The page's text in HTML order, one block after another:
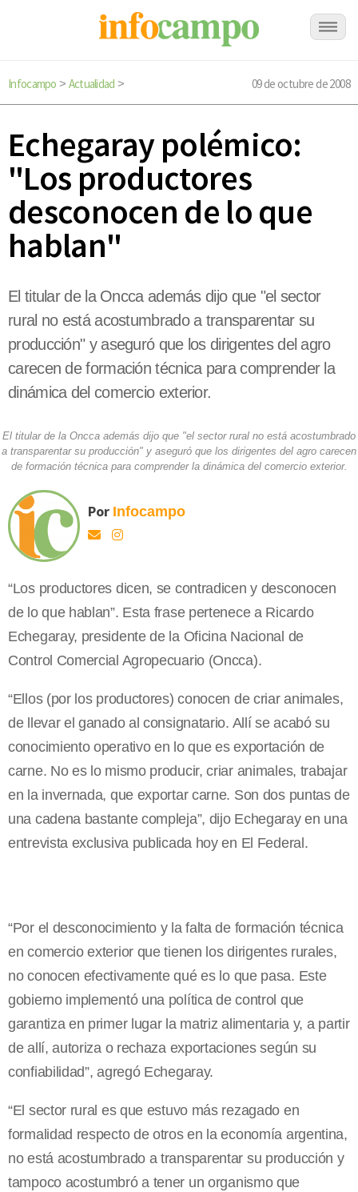
Infocampo > Actualidad > 09 de octubre de 2008
Echegaray polémico:
"Los productores
desconocen de lo que
hablan"
El titular de la Oncca además dijo que "el sector
rural no está acostumbrado a transparentar su
producción" y aseguró que los dirigentes del agro
carecen de formación técnica para comprender la
dinámica del comercio exterior.
El titular de la Oncca además dijo que "el sector rural no está acostumbrado
a transparentar su producción" y aseguró que los dirigentes del agro carecen
de formación técnica para comprender la dinámica del comercio exterior.
Por Infocampo
“Los productores dicen, se contradicen y desconocen
de lo que hablan”. Esta frase pertenece a Ricardo
Echegaray, presidente de la Oficina Nacional de
Control Comercial Agropecuario (Oncca).
“Ellos (por los productores) conocen de criar animales,
de llevar el ganado al consignatario. Allí se acabó su
conocimiento operativo en lo que es exportación de
carne. No es lo mismo producir, criar animales, trabajar
en la invernada, que exportar carne. Son dos puntas de
una cadena bastante compleja”, dijo Echegaray en una
entrevista exclusiva publicada hoy en El Federal.
“Por el desconocimiento y la falta de formación técnica
en comercio exterior que tienen los dirigentes rurales,
no conocen efectivamente qué es lo que pasa. Este
gobierno implementó una política de control que
garantiza en primer lugar la matriz alimentaria y, a partir
de allí, autoriza o rechaza exportaciones según su
confiabilidad”, agregó Echegaray.
“El sector rural es que estuvo más rezagado en
formalidad respecto de otros en la economía argentina,
no está acostumbrado a transparentar su producción y
tampoco acostumbró a tener un organismo que